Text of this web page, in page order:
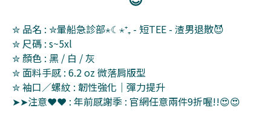
✮ 品名 : ✮暈船急診部⋆☾⋆⁺₊ - 短TEE - 渣男退散😈
✮ 尺碼 : s~5xl
✮ 顏色 : 黑 / 白 / 灰
✮ 面料手感 : 6.2 oz 微落肩版型
✮ 袖口／螺紋 : 韌性強化｜彈力提升
➤➤注意❤❤ : 年前感謝季 : 官網任意兩件9折喔!!😍😍